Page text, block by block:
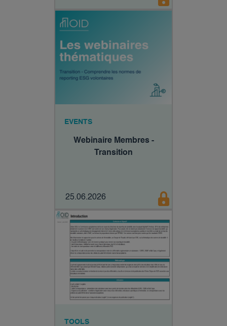
EVENTS
Webinaire Membres -
Transition
25.06.2026
TOOLS